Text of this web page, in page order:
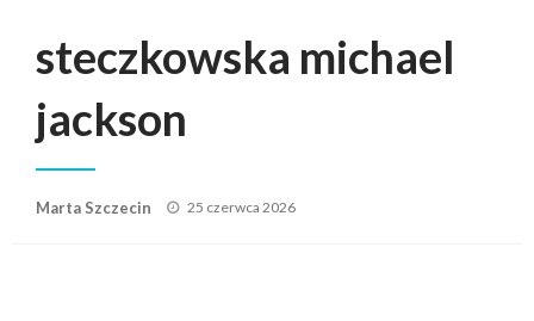
steczkowska michael
jackson
Marta Szczecin
Posted
25 czerwca 2026